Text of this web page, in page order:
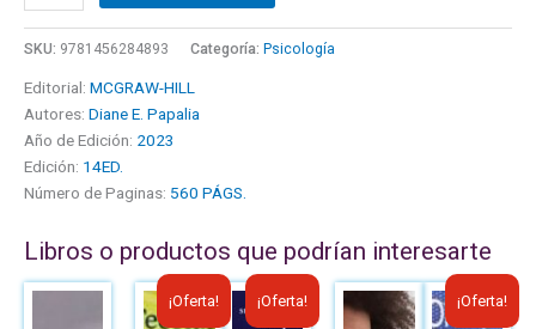
SKU: 9781456284893 Categoría: Psicología
Editorial: MCGRAW-HILL
Autores: Diane E. Papalia
Año de Edición: 2023
Edición: 14ED.
Número de Paginas: 560 PÁGS.
Libros o productos que podrían interesarte
¡Oferta!
El
El
¡Oferta!
El
El
¡Oferta!
El
El